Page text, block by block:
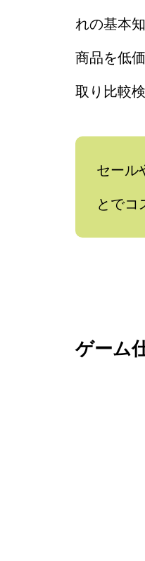
れの基本
商品を低
取り比較
セール
とでコ
ゲーム